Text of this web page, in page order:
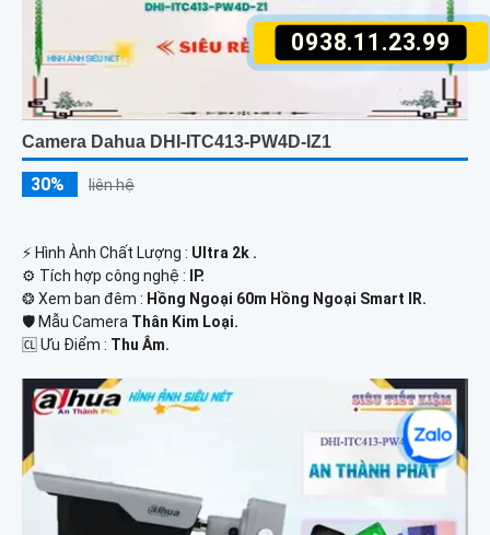
0938.11.23.99
Camera Dahua DHI-ITC413-PW4D-IZ1
30% liên hệ
️⚡ Hình Ành Chất Lượng : Ultra 2k .
⚙ Tích hợp công nghệ :
IP.
❂ Xem ban đêm : Hồng Ngoại 60m Hồng Ngoại Smart IR.
🛡 Mẫu Camera Thân Kim Loại.
️🆑 Ưu Điểm : Thu Âm.